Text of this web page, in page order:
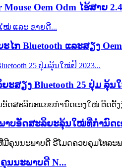
Oem Odm ໄຮ້ສາຍ
ະໄກ Bluetooth ແລະສຽງ
ສຽງ Bluetooth 25 ປຸ່ມ ລຸ້ນ
າບອັດສະລິຍະລຸ້ນໃໝ່ທີ່ກຳນົດເ
ນນະພາບດີ N...